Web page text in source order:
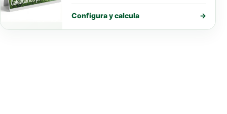
Configura y calcula →